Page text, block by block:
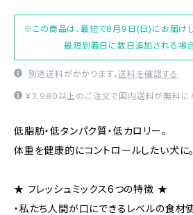
※この商品は、最短で8月9日(日)にお届けし
最短到着日に数日追加される場合
別途送料がかかります。送料を確認する
¥3,980以上のご注文で国内送料が無料にな
低脂肪・低タンパク質・低カロリー。
体重を健康的にコントロールしたい犬に。
★ フレッシュミックス6つの特徴 ★
・私たち人間が口にできるレベルの食材